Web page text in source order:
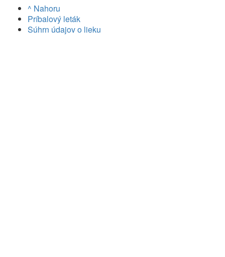
^ Nahoru
Príbalový leták
Súhrn údajov o lieku